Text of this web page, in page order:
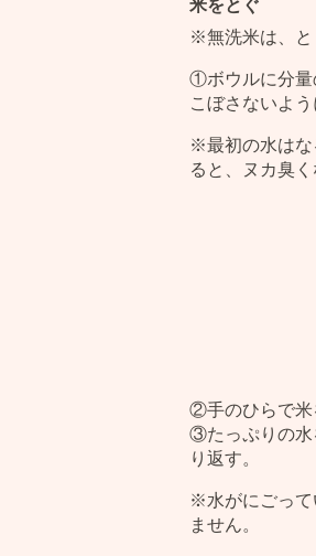
米をとぐ
※無洗米は、と
①ボウルに分量
こぼさないよ
※最初の水はな
ると、ヌカ臭く
②手のひらで米
③たっぷりの水
り返す。
※水がにごって
ません。